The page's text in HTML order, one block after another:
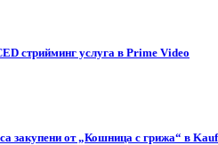
стрийминг услуга в Prime Video
закупени от „Кошница с грижа“ в